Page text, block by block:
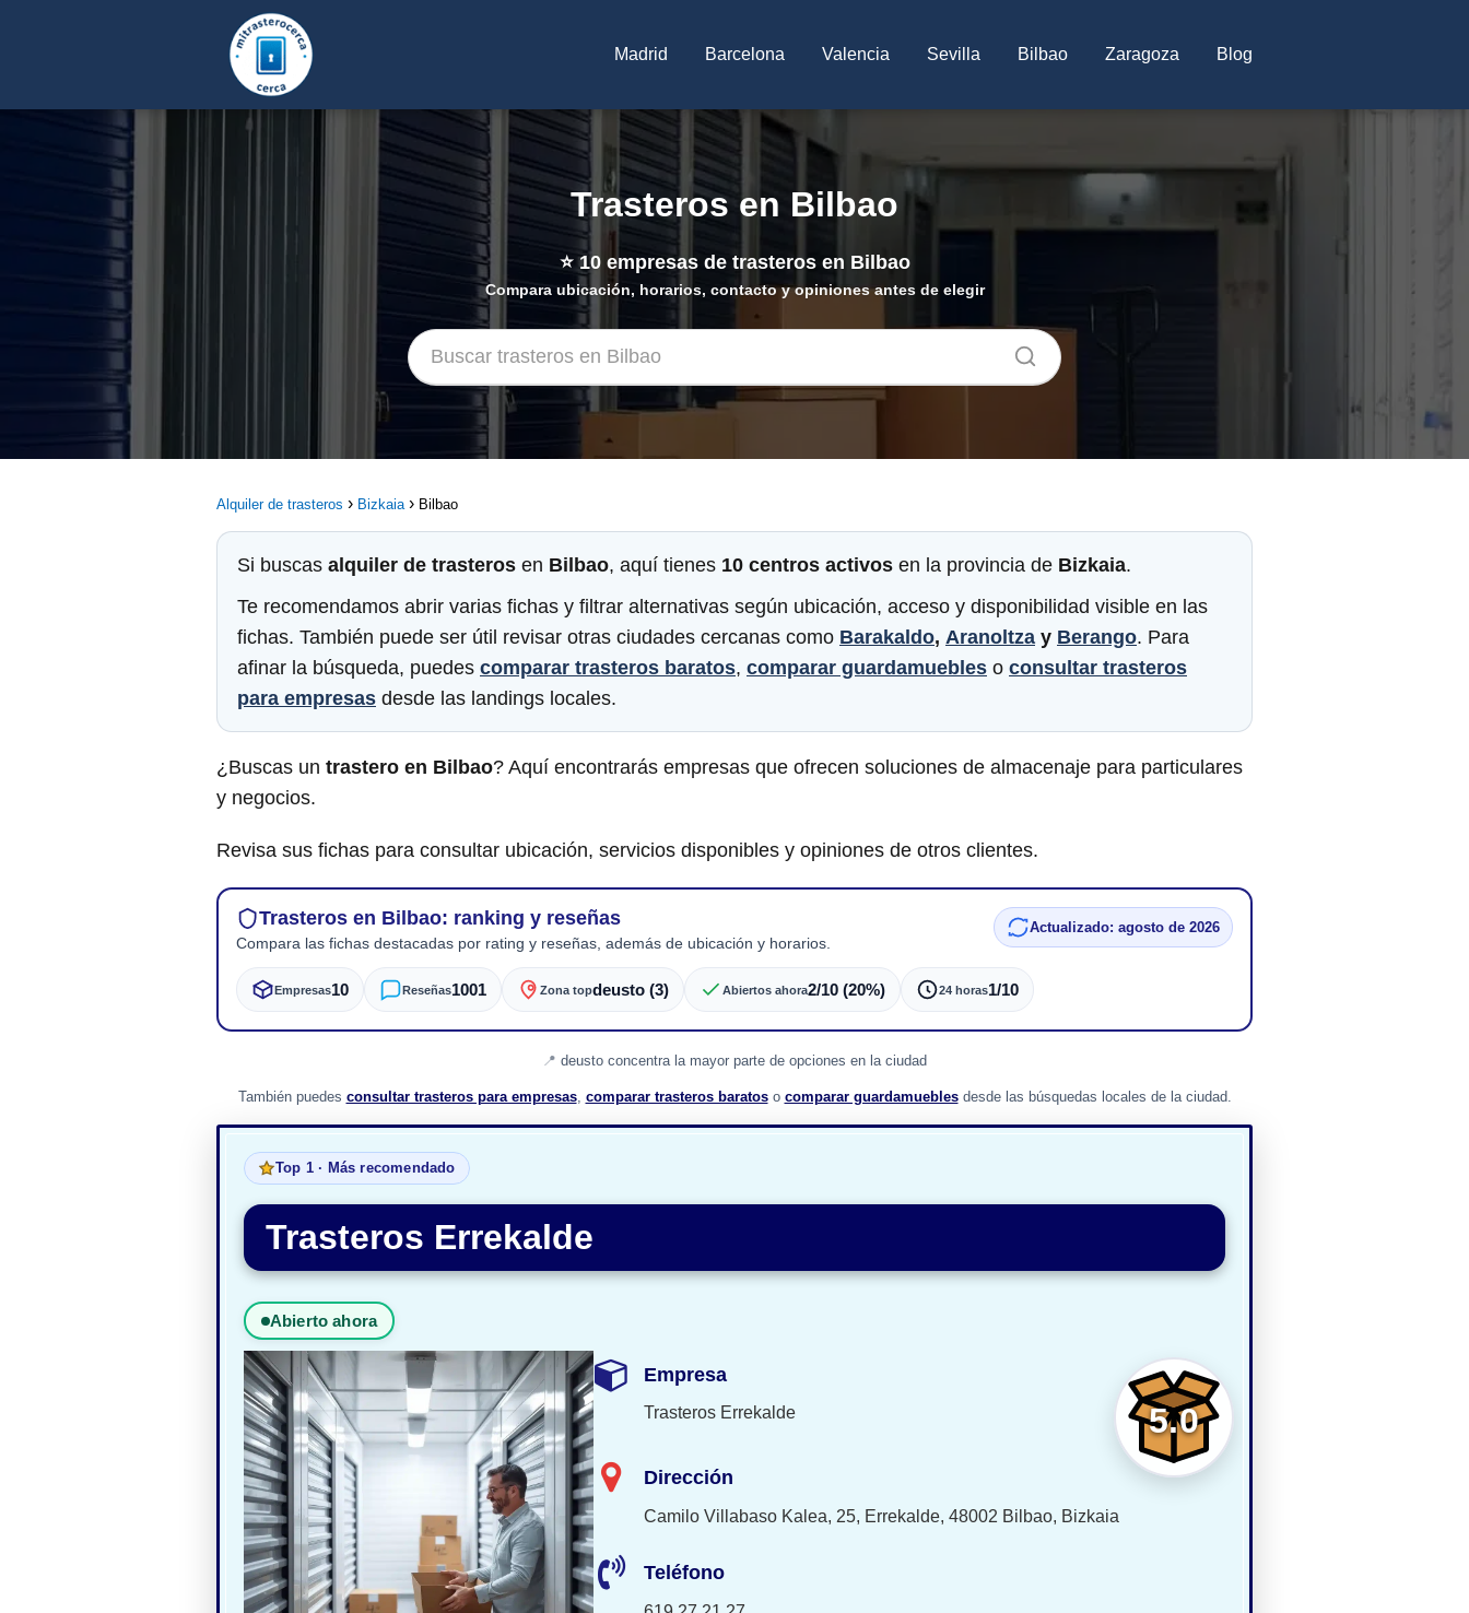
Madrid Barcelona Valencia Sevilla Bilbao Zaragoza Blog
Trasteros en Bilbao
⭐10empresas de trasteros en Bilbao
Compara ubicación, horarios, contacto y opiniones antes de elegir
Alquiler de trasteros Bizkaia Bilbao
Si buscas alquiler de trasteros en Bilbao, aquí tienes 10 centros activos en la provincia de Bizkaia.
Te recomendamos abrir varias fichas y filtrar alternativas según ubicación, acceso y disponibilidad visible en las
fichas. También puede ser útil revisar otras ciudades cercanas como Barakaldo, Aranoltza y Berango. Para
afinar la búsqueda, puedes comparar trasteros baratos, comparar guardamuebles o consultar trasteros
para empresas desde las landings locales.
¿Buscas un trastero en Bilbao? Aquí encontrarás empresas que ofrecen soluciones de almacenaje para particulares
y negocios.
Revisa sus fichas para consultar ubicación, servicios disponibles y opiniones de otros clientes.
Trasteros en Bilbao: ranking y reseñas
Compara las fichas destacadas por rating y reseñas, además de ubicación y horarios.
Actualizado: agosto de 2026
Empresas10 Reseñas1001 Zona topdeusto (3) Abiertos ahora2/10 (20%) 24 horas1/10
deusto concentra la mayor parte de opciones en la ciudad
También puedes consultar trasteros para empresas, comparar trasteros baratoso comparar guardamueblesdesde las búsquedas locales de la ciudad.
Top 1 · Más recomendado
Trasteros Errekalde
Abierto ahora
5.0
Empresa
Trasteros Errekalde
Dirección
Camilo Villabaso Kalea, 25, Errekalde, 48002 Bilbao, Bizkaia
Teléfono